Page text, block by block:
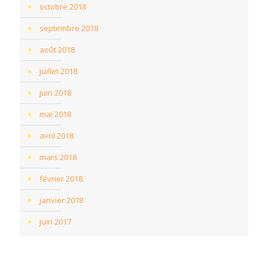
octobre 2018
septembre 2018
août 2018
juillet 2018
juin 2018
mai 2018
avril 2018
mars 2018
février 2018
janvier 2018
juin 2017